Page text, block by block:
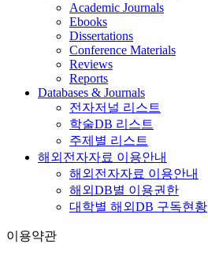
Academic Journals
Ebooks
Dissertations
Conference Materials
Reviews
Reports
Databases & Journals
전자저널 리스트
학술DB 리스트
주제별 리스트
해외전자자료 이용안내
해외전자자료 이용안내
해외DB별 이용권한
대학별 해외DB 구독현황
이용약관